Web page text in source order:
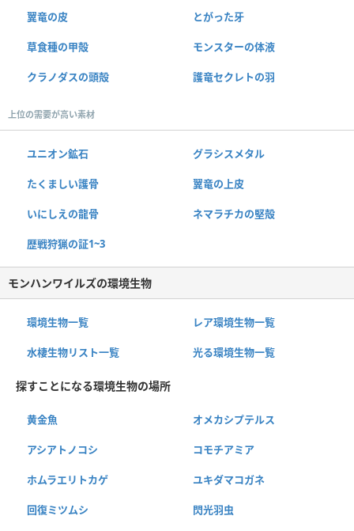
翼竜の皮 とがった牙
草食種の甲殻 モンスターの体液
クラノダスの頭殻 護竜セクレトの羽
上位の需要が高い素材
ユニオン鉱石 グラシスメタル
たくましい護骨 翼竜の上皮
いにしえの龍骨 ネマラチカの堅殻
歴戦狩猟の証1~3
モンハンワイルズの環境生物
環境生物一覧 レア環境生物一覧
水棲生物リスト一覧 光る環境生物一覧
探すことになる環境生物の場所
黄金魚 オメカシプテルス
アシアトノコシ コモチアミア
ホムラエリトカゲ ユキダマコガネ
回復ミツムシ 閃光羽虫